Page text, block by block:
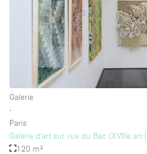
Water Access
Whitebox / Minimaal
Verdieping/Toegang:
Begane grond straatkant
Galerie
∙
Paris
Galerie d'art sur rue du Bac (XVIIIe arr.)
120 m²